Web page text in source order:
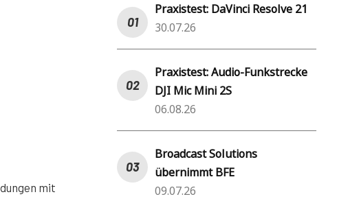
mit
Praxistest: DaVinci Resolve 21
30.07.26
Praxistest: Audio-Funkstrecke
DJI Mic Mini 2S
06.08.26
Broadcast Solutions
übernimmt BFE
09.07.26